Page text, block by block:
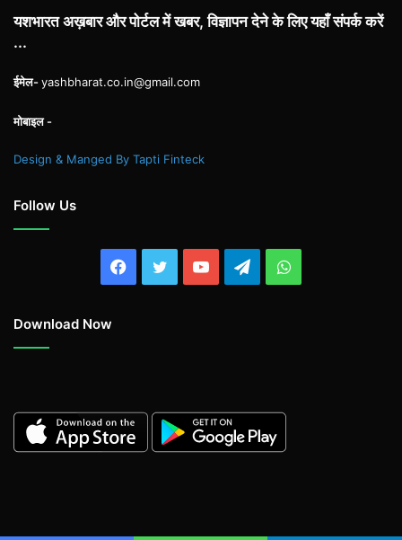
यशभारत अख़बार और पोर्टल में खबर, विज्ञापन देने के लिए यहाँ संपर्क करें
...
ईमेल-yashbharat.co.in@gmail.com
मोबाइल -
Design & Manged By Tapti Finteck
Follow Us
Facebook
TwitterYouTubeTelegramWhatsApp
Download Now